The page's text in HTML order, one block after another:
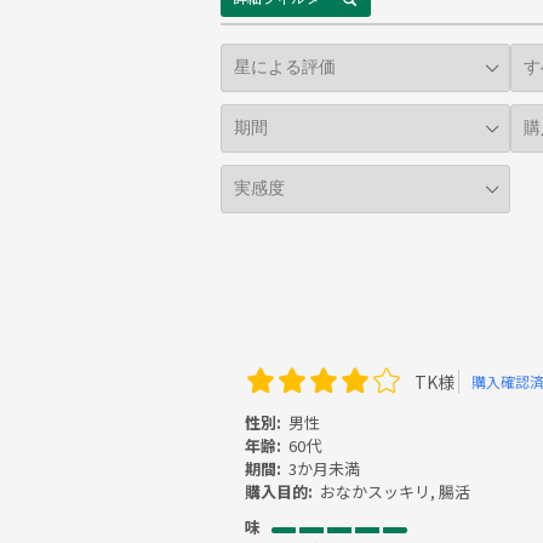
TK様 購入確認
性別: 男性
年齢: 60代
期間: 3か月未満
購入目的: おなかスッキリ, 腸活
味